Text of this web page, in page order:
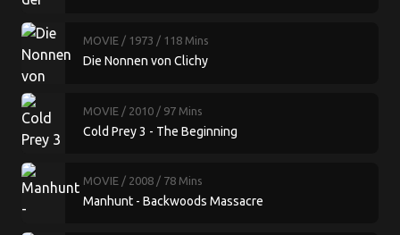
MOVIE / 1973 / 118 Mins
Die Nonnen von Clichy
MOVIE / 2010 / 97 Mins
Cold Prey 3 - The Beginning
MOVIE / 2008 / 78 Mins
Manhunt - Backwoods Massacre